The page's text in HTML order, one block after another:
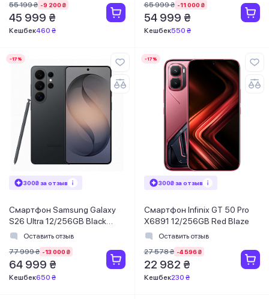
55 199 ₴ -9 200 ₴
45 999 ₴
Кешбек460 ₴
65 999 ₴ -11 000 ₴
54 999 ₴
Кешбек550 ₴
-17%
300₴ за отзыв
Смартфон Samsung Galaxy
S26 Ultra 12/256GB Black
(SM-S948BZKDEUC)
Оставить отзыв
77 999 ₴ -13 000 ₴
64 999 ₴
Кешбек650 ₴
-17%
300₴ за отзыв
Смартфон Infinix GT 50 Pro
X6891 12/256GB Red Blaze
Оставить отзыв
27 578 ₴ -4 596 ₴
22 982 ₴
Кешбек230 ₴